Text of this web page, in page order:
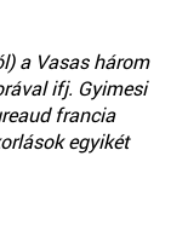
a Vasas három
ifj. Gyimesi
francia
egyikét